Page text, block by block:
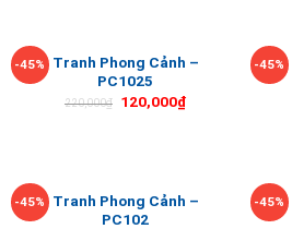
-45%
Tranh Phong Cảnh –
PC1025
220,000₫ 120,000₫
-45%
-45%
Tranh Phong Cảnh –
PC102
-45%